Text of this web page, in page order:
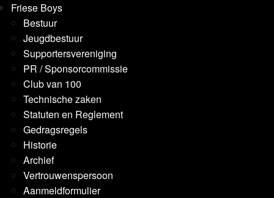
Friese Boys
Bestuur
Jeugdbestuur
Supportersvereniging
PR / Sponsorcommissie
Club van 100
Technische zaken
Statuten en Reglement
Gedragsregels
Historie
Archief
Vertrouwenspersoon
Aanmeldformulier